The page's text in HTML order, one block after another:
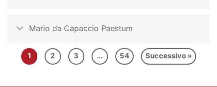
Mario da Capaccio Paestum
1 2 3 … 54 Successivo »